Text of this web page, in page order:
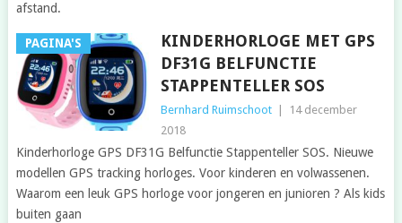
afstand.
PAGINA'S
KINDERHORLOGE MET GPS
DF31G BELFUNCTIE
STAPPENTELLER SOS
Bernhard Ruimschoot
14 december
2018
Kinderhorloge GPS DF31G Belfunctie Stappenteller SOS. Nieuwe
modellen GPS tracking horloges. Voor kinderen en volwassenen.
Waarom een leuk GPS horloge voor jongeren en junioren ? Als kids
buiten gaan